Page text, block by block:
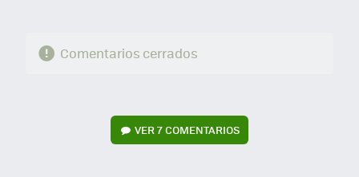
Comentarios cerrados
VER7 COMENTARIOS